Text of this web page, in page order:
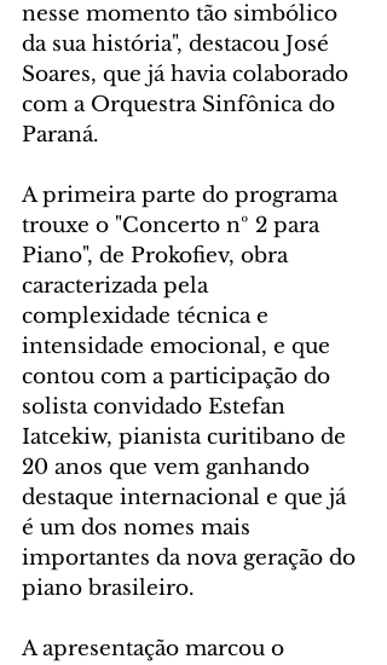
nesse momento tão simbólico
da sua história", destacou José
Soares, que já havia colaborado
com a Orquestra Sinfônica do
Paraná.
A primeira parte do programa
trouxe o "Concerto nº 2 para
Piano", de Prokofiev, obra
caracterizada pela
complexidade técnica e
intensidade emocional, e que
contou com a participação do
solista convidado Estefan
Iatcekiw, pianista curitibano de
20 anos que vem ganhando
destaque internacional e que já
é um dos nomes mais
importantes da nova geração do
piano brasileiro.
A apresentação marcou o